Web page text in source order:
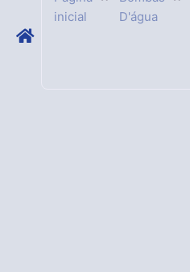
inicial
D'água